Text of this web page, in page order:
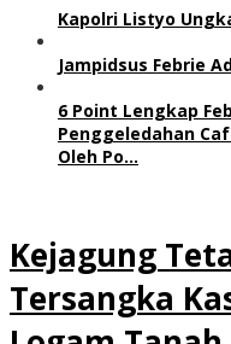
Kapolri Listyo
Jampidsus Febrie
6 Point Lengkap
Penggeledahan
Oleh Po…
Kejagung
Tersangka